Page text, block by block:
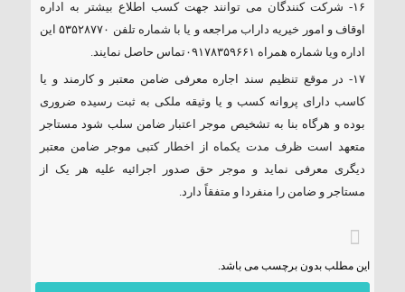
۱۶- شرکت کنندگان می توانند جهت کسب اطلاع بیشتر به اداره
اوقاف و امور خیریه داراب مراجعه و یا با شماره تلفن ۵۳۵۲۸۷۷۰ این
اداره ویا شماره همراه ۰۹۱۷۸۳۵۹۶۶۱تماس حاصل نمایند.
۱۷- در موقع تنظیم سند اجاره معرفی ضامن معتبر و کارمند و یا
کاسب دارای پروانه کسب و یا وثیقه ملکی به ثبت رسیده ضروری
بوده و هرگاه بنا به تشخیص موجر اعتبار ضامن سلب شود مستاجر
متعهد است ظرف مدت یکماه از اخطار کتبی موجر ضامن معتبر
دیگری معرفی نماید و موجر حق صدور اجرائیه علیه هر یک از
مستاجر و ضامن را منفردا و متفقاً دارد.
این مطلب بدون برچسب می باشد.